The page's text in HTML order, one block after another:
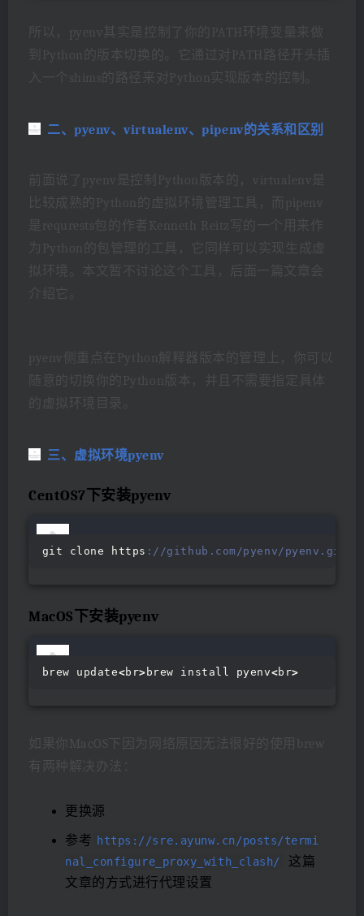
所以，pyenv其实是控制了你的PATH环境变量来做
到Python的版本切换的。它通过对PATH路径开头插
入一个shims的路径来对Python实现版本的控制。
二、pyenv、virtualenv、pipenv的关系和区别
前面说了pyenv是控制Python版本的，virtualenv是
比较成熟的Python的虚拟环境管理工具，而pipenv
是requrests包的作者Kenneth Reitz写的一个用来作
为Python的包管理的工具，它同样可以实现生成虚
拟环境。本文暂不讨论这个工具，后面一篇文章会
介绍它。
pyenv侧重点在Python解释器版本的管理上，你可以
随意的切换你的Python版本，并且不需要指定具体
的虚拟环境目录。
三、虚拟环境pyenv
CentOS7下安装pyenv
git clone https ://github.com/pyenv/pyenv.git
MacOS下安装pyenv
brew update<br> brew install pyenv<br>
如果你MacOS下因为网络原因无法很好的使用brew
有两种解决办法：
更换源
参考 https://sre.ayunw.cn/posts/termi
nal_configure_proxy_with_clash/
这篇
文章的方式进行代理设置